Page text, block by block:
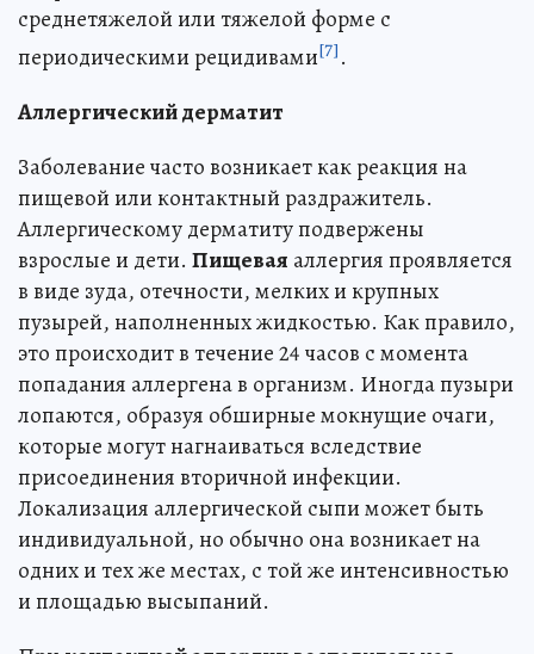
среднетяжелой или тяжелой форме с
периодическими рецидивами[7].
Аллергический дерматит
Заболевание часто возникает как реакция на
пищевой или контактный раздражитель.
Аллергическому дерматиту подвержены
взрослые и дети. Пищевая аллергия проявляется
в виде зуда, отечности, мелких и крупных
пузырей, наполненных жидкостью. Как правило,
это происходит в течение 24 часов с момента
попадания аллергена в организм. Иногда пузыри
лопаются, образуя обширные мокнущие очаги,
которые могут нагнаиваться вследствие
присоединения вторичной инфекции.
Локализация аллергической сыпи может быть
индивидуальной, но обычно она возникает на
одних и тех же местах, с той же интенсивностью
и площадью высыпаний.